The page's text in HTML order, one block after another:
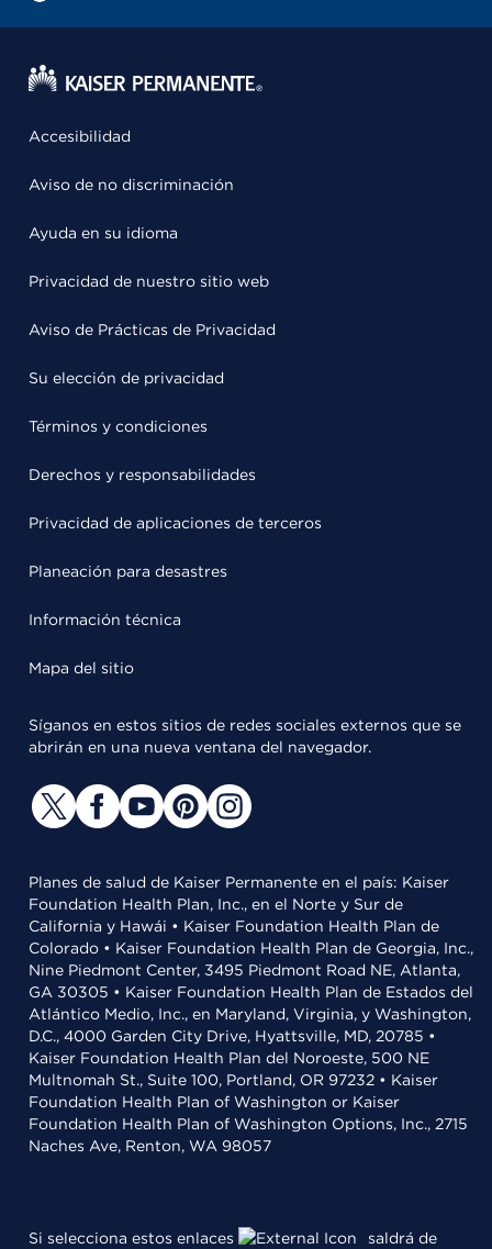
Accesibilidad
Aviso de no discriminación
Ayuda en su idioma
Privacidad de nuestro sitio web
Aviso de Prácticas de Privacidad
Su elección de privacidad
Términos y condiciones
Derechos y responsabilidades
Privacidad de aplicaciones de terceros
Planeación para desastres
Información técnica
Mapa del sitio
Síganos en estos sitios de redes sociales externos que se
abrirán en una nueva ventana del navegador.
Planes de salud de Kaiser Permanente en el país: Kaiser
Foundation Health Plan, Inc., en el Norte y Sur de
California y Hawái • Kaiser Foundation Health Plan de
Colorado • Kaiser Foundation Health Plan de Georgia, Inc.,
Nine Piedmont Center, 3495 Piedmont Road NE, Atlanta,
GA 30305 • Kaiser Foundation Health Plan de Estados del
Atlántico Medio, Inc., en Maryland, Virginia, y Washington,
D.C., 4000 Garden City Drive, Hyattsville, MD, 20785 •
Kaiser Foundation Health Plan del Noroeste, 500 NE
Multnomah St., Suite 100, Portland, OR 97232 • Kaiser
Foundation Health Plan of Washington or Kaiser
Foundation Health Plan of Washington Options, Inc., 2715
Naches Ave, Renton, WA 98057
Si selecciona estos enlaces saldrá de